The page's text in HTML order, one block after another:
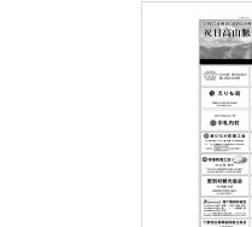
官公庁・団体